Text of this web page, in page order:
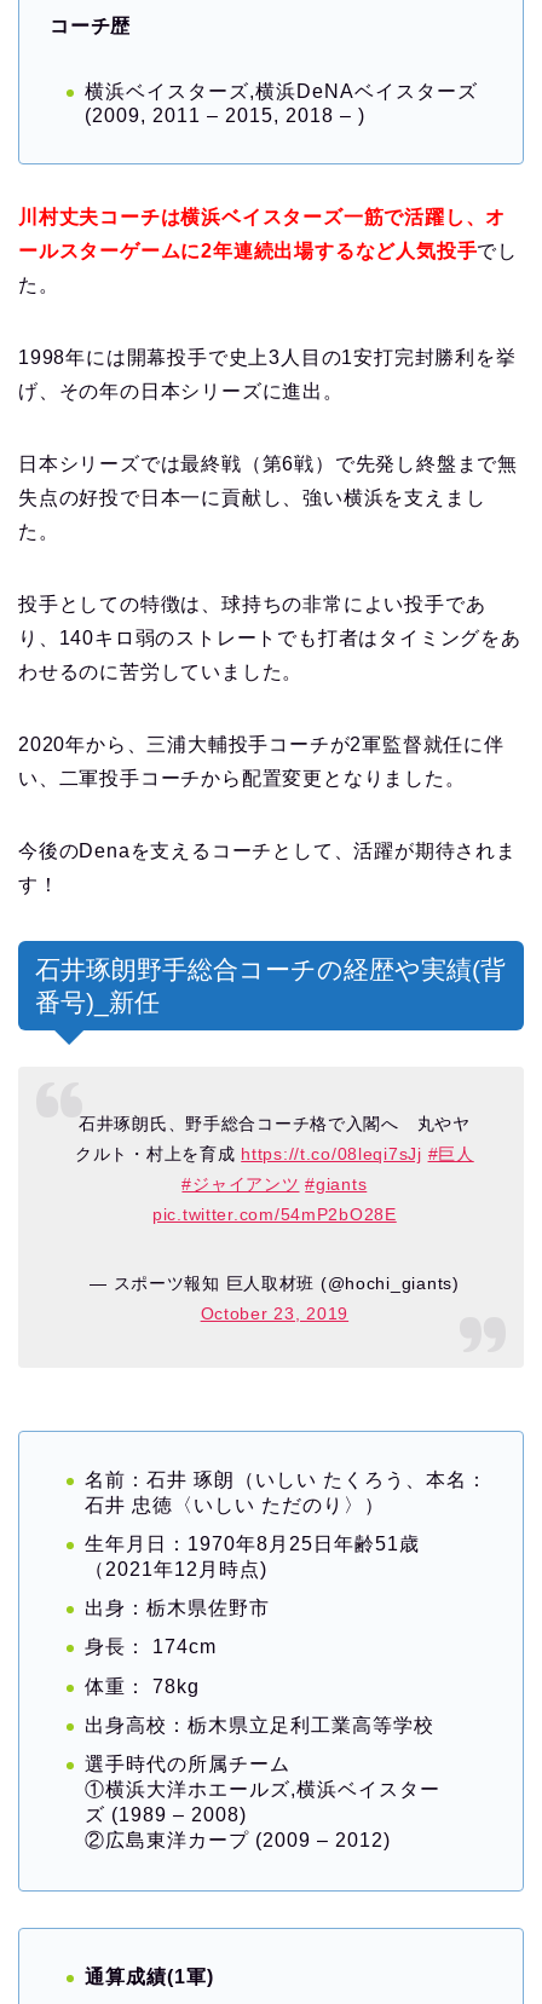
コーチ歴
横浜ベイスターズ,横浜DeNAベイスターズ
(2009, 2011 – 2015, 2018 – )
川村丈夫コーチは横浜ベイスターズ一筋で活躍し、オ
ールスターゲームに2年連続出場するなど人気投手でし
た。
1998年には開幕投手で史上3人目の1安打完封勝利を挙
げ、その年の日本シリーズに進出。
日本シリーズでは最終戦（第6戦）で先発し終盤まで無
失点の好投で日本一に貢献し、強い横浜を支えまし
た。
投手としての特徴は、球持ちの非常によい投手であ
り、140キロ弱のストレートでも打者はタイミングをあ
わせるのに苦労していました。
2020年から、三浦大輔投手コーチが2軍監督就任に伴
い、二軍投手コーチから配置変更となりました。
今後のDenaを支えるコーチとして、活躍が期待されま
す！
石井琢朗野手総合コーチの経歴や実績(背
番号)_新任
石井琢朗氏、野手総合コーチ格で入閣へ 丸やヤ
クルト・村上を育成 https://t.co/08leqi7sJj #巨人
#ジャイアンツ #giants
pic.twitter.com/54mP2bO28E
— スポーツ報知 巨人取材班 (@hochi_giants)
October 23, 2019
名前：石井 琢朗（いしい たくろう、本名：
石井 忠徳〈いしい ただのり〉）
生年月日：1970年8月25日年齢51歳
（2021年12月時点)
出身：栃木県佐野市
身長： 174cm
体重： 78kg
出身高校：栃木県立足利工業高等学校
選手時代の所属チーム
①横浜大洋ホエールズ,横浜ベイスター
ズ (1989 – 2008)
②広島東洋カープ (2009 – 2012)
通算成績(1軍)